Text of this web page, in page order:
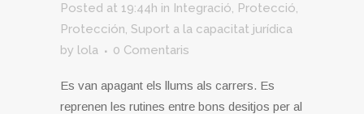
Posted at 19:44h in Integració, Protecció,
Protección, Suport a la capacitat jurídica
by lola 0 Comentaris
Es van apagant els llums als carrers. Es
reprenen les rutines entre bons desitjos per al